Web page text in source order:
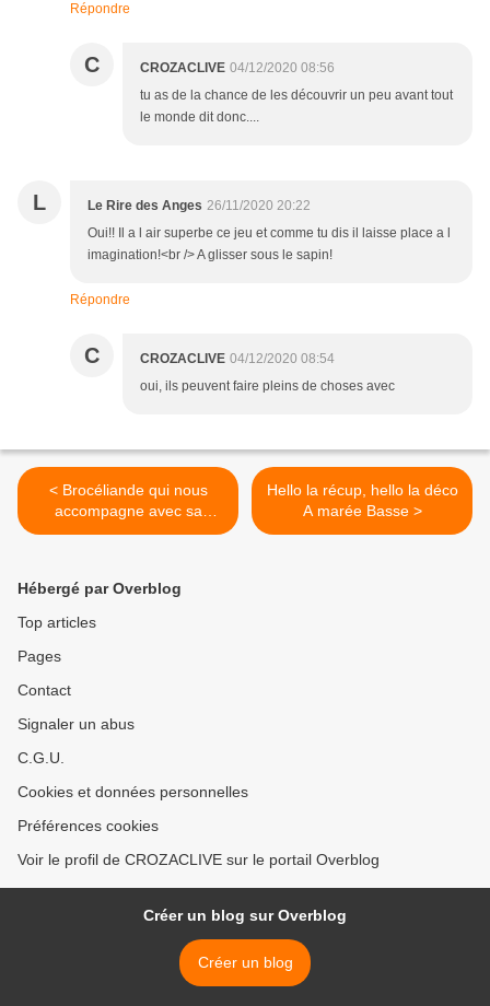
Répondre
C CROZACLIVE 04/12/2020 08:56
tu as de la chance de les découvrir un peu avant tout
le monde dit donc....
L Le Rire des Anges 26/11/2020 20:22
Oui!! Il a l air superbe ce jeu et comme tu dis il laisse place a l
imagination!<br /> A glisser sous le sapin!
Répondre
C CROZACLIVE 04/12/2020 08:54
oui, ils peuvent faire pleins de choses avec
< Brocéliande qui nous
accompagne avec sa
gamme "gris"
Hello la récup, hello la déco
A marée Basse >
Hébergé par Overblog
Top articles
Pages
Contact
Signaler un abus
C.G.U.
Cookies et données personnelles
Préférences cookies
Voir le profil de CROZACLIVE sur le portail Overblog
Créer un blog sur Overblog
Créer un blog